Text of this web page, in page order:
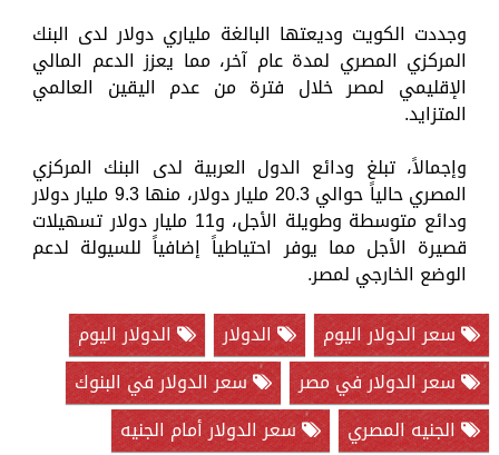
وجددت الكويت وديعتها البالغة ملياري دولار لدى البنك
المركزي المصري لمدة عام آخر، مما يعزز الدعم المالي
الإقليمي لمصر خلال فترة من عدم اليقين العالمي
المتزايد.
وإجمالاً، تبلغ ودائع الدول العربية لدى البنك المركزي
المصري حالياً حوالي 20.3 مليار دولار، منها 9.3 مليار دولار
ودائع متوسطة وطويلة الأجل، و11 مليار دولار تسهيلات
قصيرة الأجل مما يوفر احتياطياً إضافياً للسيولة لدعم
الوضع الخارجي لمصر.
سعر الدولار اليوم
الدولار
الدولار اليوم
سعر الدولار في مصر
سعر الدولار في البنوك
الجنيه المصري
سعر الدولار أمام الجنيه